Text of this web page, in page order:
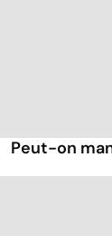
Peut-on